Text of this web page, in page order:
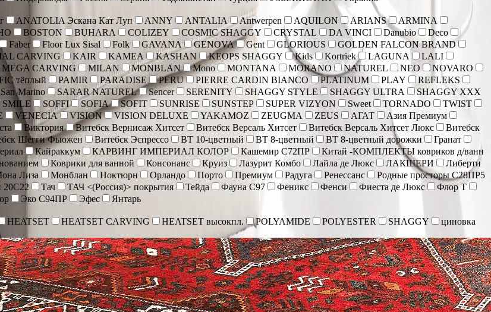
ANATOLIA Эскана Кат Луп ANNY ANTALIA Antwerpen AQUILON ARIANS
ARMINA
BOSTON BUHARA COLIZEY COSMIC SHAGGY CRYSTAL DA VINCI Danubio
Deco
Faber Floor Lux Sisal Folk GAVANA GENOVA Gent GLORIOUS
GOLDEN FALCON BRAND
CARVING KAIR KAMEA KASHAN KEOPS SHAGGY Kids Kortriek LAGUNA
LALI
MEGA CARVING MILAN MONBLAN Mono MONTANA MORANO NATUREL NEO
NOVARO
тёплый PAMIR PARADISE PERU PIERRE CARDIN BIANCO PLATINUM PLAY
REFLEKS
San-Marino SARAR NATUREL Sencer SERENITY SHAGGY STYLE SHAGGY ULTRA
SHAGGY XXX
SMILE SOFFI SOFIA SOFIT SUNRISE SUNSTEP SUPER VIZYON Sweet TORNADO
TWIST
VENECIA VISION VISION DELUXE YAKAMOZ ZEUGMA ZEUS АГАТ
Азия Премиум
Виктория Витебск Вернисаж Хитсет Витебск Версаль Хитсет Витебск Версаль Хитсет Люкс
Витебск
Шегги Фьюжен Витебск Эспрессо ВТ 10-цветный ВТ 8-цветный ВТ 8-цветный дорожки
Гранат
Кайраккум КАРВИНГ ИМПЕРИАЛ КОЛОР Кашемир С72ПР
Китай -КОМПЛЕКТЫ ковриков д/ванн
Коврики для ванной Консонанс Круиз Лазурит Комбо Лайла де Люкс ЛАКШЕРИ
Либерти
Лиза Монблан Ноктюрн Орландо Порто Премиум Радуга Ренессанс
Родные просторы С28ПР5
20С22 Тач ТАЧ <(Россия)> покрытия Тейда Фауна С97 Феникс Фенси Фиеста де Люкс
Флор Т
Эко С94ПР Эфес
Янтарь
HEATSET HEATSET CARVING HEATSET высокпл. POLYAMIDE POLYESTER SHAGGY
циновка